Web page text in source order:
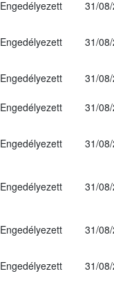
Engedélyezett
31/
Engedélyezett 31/
Engedélyezett
31/
Engedélyezett
31/
Engedélyezett 31/
Engedélyezett 31/
Engedélyezett 31/
Engedélyezett
31/